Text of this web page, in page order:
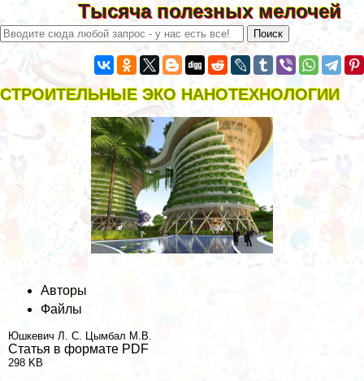
Тысяча полезных мелочей
СТРОИТЕЛЬНЫЕ ЭКО НАНОТЕХНОЛОГИИ
Авторы
Файлы
Юшкевич Л. С. Цымбал М.В.
Статья в формате PDF
298 KB